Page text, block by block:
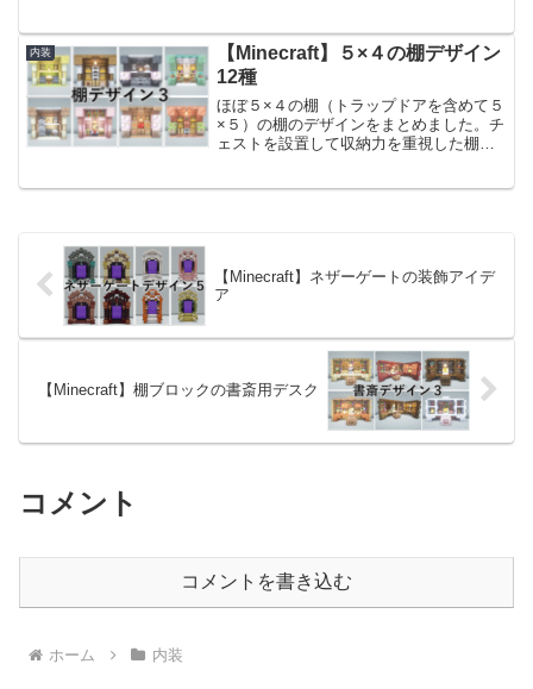
ときにおすすめのアイデアです。前回作
った、水回りの装飾アイデ...
内装
【Minecraft】５×４の棚デザイン
12種
ほぼ５×４の棚（トラップドアを含めて５
×５）の棚のデザインをまとめました。チ
ェストを設置して収納力を重視した棚
【Minecraft】ネザーゲートの装飾アイデ
ア
【Minecraft】棚ブロックの書斎用デスク
コメント
コメントを書き込む
ホーム 内装